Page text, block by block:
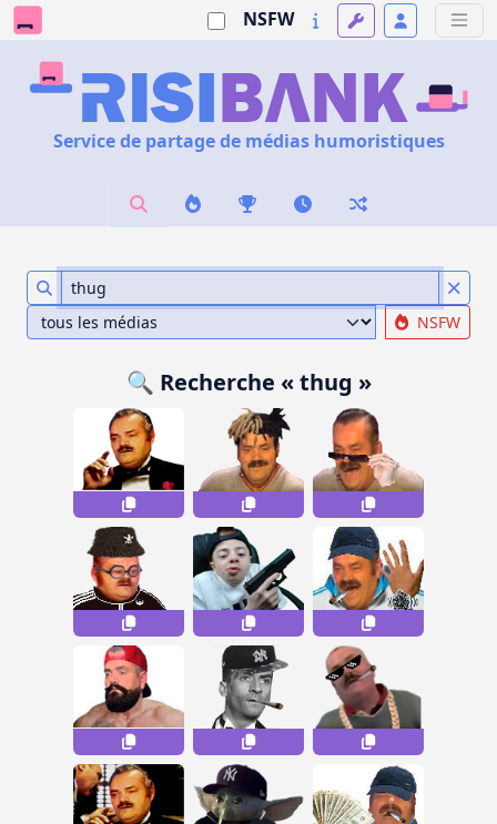
NSFW
Service de partage de médias humoristiques
NSFW
🔍 Recherche « thug »